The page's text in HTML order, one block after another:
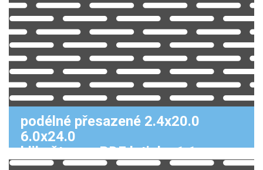
podélné přesazené 2.4x20.0
6.0x24.0
klikněte pro PDF k tisku 1:1